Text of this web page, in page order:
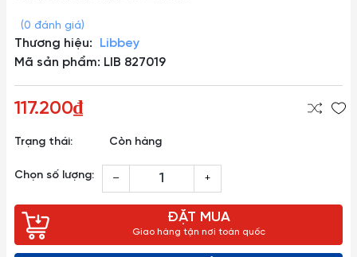
(0 đánh giá)
Thương hiệu:
Libbey
Mã sản phẩm: LIB 827019
117.200₫
Trạng thái: Còn hàng
Chọn số lượng: – +
ĐẶT MUA
Giao hàng tận nơi toàn quốc